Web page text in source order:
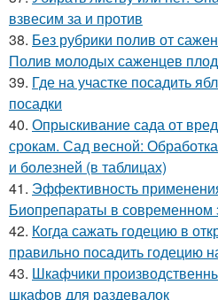
взвесим за и против
38. Без рубрики полив от
Полив молодых саженцев
39. Где на участке посадить
посадки
40. Опрыскивание сада от
срокам. Сад весной:
и болезней (в таблицах)
41. Эффективность
Биопрепараты в современном
42. Когда сажать годецию в
правильно посадить годецию
43. Шкафчики
шкафов для раздевалок